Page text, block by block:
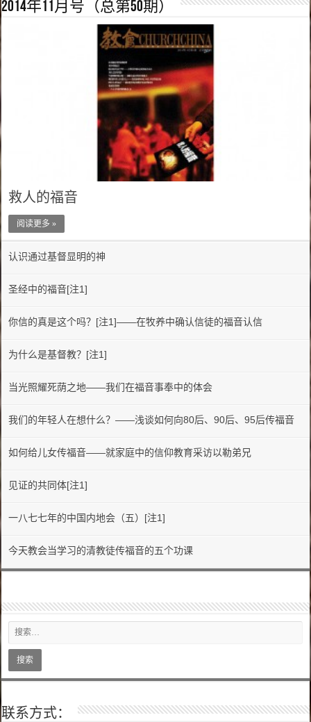
2014年11月号（总第50期）
救人的福音
阅读更多 »
认识通过基督显明的神
圣经中的福音[注1]
你信的真是这个吗？[注1]——在牧养中确认信徒的福音认信
为什么是基督教？[注1]
当光照耀死荫之地——我们在福音事奉中的体会
我们的年轻人在想什么？——浅谈如何向80后、90后、95后传福音
如何给儿女传福音——就家庭中的信仰教育采访以勒弟兄
见证的共同体[注1]
一八七七年的中国内地会（五）[注1]
今天教会当学习的清教徒传福音的五个功课
联系方式：